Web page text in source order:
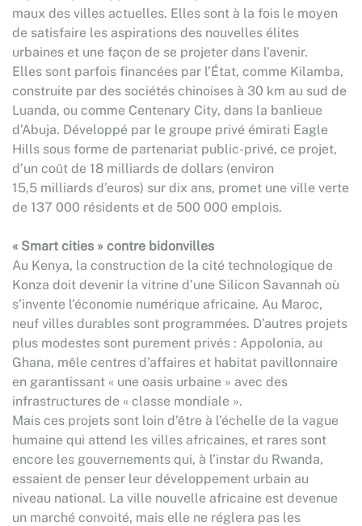
maux des villes actuelles. Elles sont à la fois le moyen
de satisfaire les aspirations des nouvelles élites
urbaines et une façon de se projeter dans l’avenir.
Elles sont parfois financées par l’État, comme Kilamba,
construite par des sociétés chinoises à 30 km au sud de
Luanda, ou comme Centenary City, dans la banlieue
d’Abuja. Développé par le groupe privé émirati Eagle
Hills sous forme de partenariat public-privé, ce projet,
d’un coût de 18 milliards de dollars (environ
15,5 milliards d’euros) sur dix ans, promet une ville verte
de 137 000 résidents et de 500 000 emplois.
« Smart cities » contre bidonvilles
Au Kenya, la construction de la cité technologique de
Konza doit devenir la vitrine d’une Silicon Savannah où
s’invente l’économie numérique africaine. Au Maroc,
neuf villes durables sont programmées. D’autres projets
plus modestes sont purement privés : Appolonia, au
Ghana, mêle centres d’affaires et habitat pavillonnaire
en garantissant « une oasis urbaine » avec des
infrastructures de « classe mondiale ».
Mais ces projets sont loin d’être à l’échelle de la vague
humaine qui attend les villes africaines, et rares sont
encore les gouvernements qui, à l’instar du Rwanda,
essaient de penser leur développement urbain au
niveau national. La ville nouvelle africaine est devenue
un marché convoité, mais elle ne réglera pas les